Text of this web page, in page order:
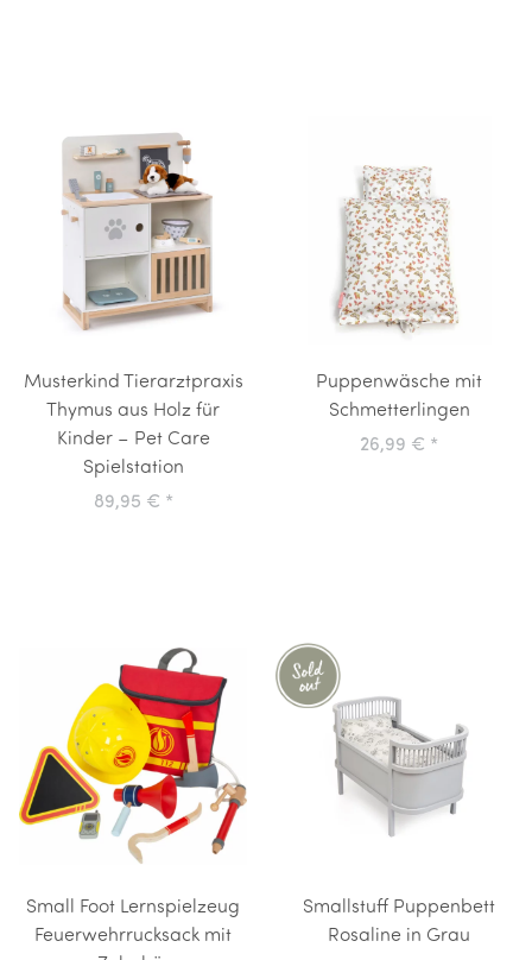
Musterkind Tierarztpraxis
Thymus aus Holz für
Kinder – Pet Care
Spielstation
89,95 € *
Puppenwäsche mit
Schmetterlingen
26,99 € *
Small Foot Lernspielzeug
Feuerwehrrucksack mit
Smallstuff Puppenbett
Rosaline in Grau